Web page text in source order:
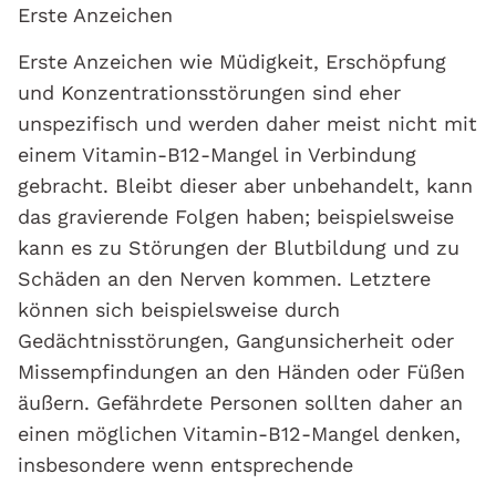
Erste Anzeichen
Erste Anzeichen wie Müdigkeit, Erschöpfung
und Konzentrationsstörungen sind eher
unspezifisch und werden daher meist nicht mit
einem Vitamin-B12-Mangel in Verbindung
gebracht. Bleibt dieser aber unbehandelt, kann
das gravierende Folgen haben; beispielsweise
kann es zu Störungen der Blutbildung und zu
Schäden an den Nerven kommen. Letztere
können sich beispielsweise durch
Gedächtnisstörungen, Gangunsicherheit oder
Missempfindungen an den Händen oder Füßen
äußern. Gefährdete Personen sollten daher an
einen möglichen Vitamin-B12-Mangel denken,
insbesondere wenn entsprechende